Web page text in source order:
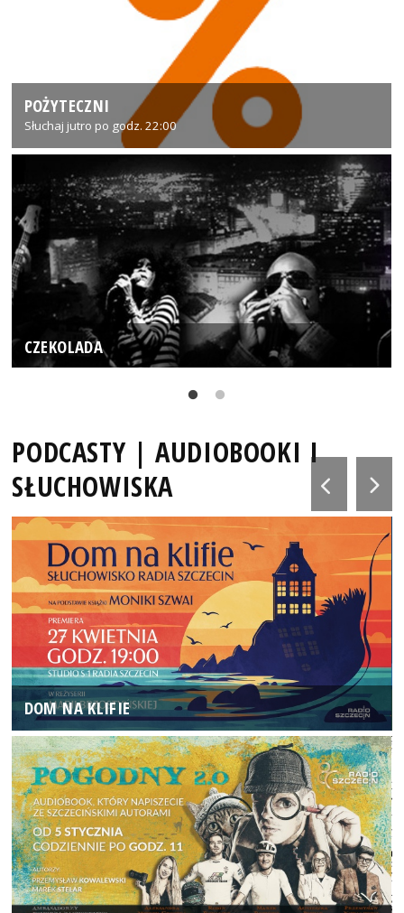
POŻYTECZNI
Słuchaj jutro po godz. 22:00
CZEKOLADA
PODCASTY | AUDIOBOOKI I
SŁUCHOWISKA
DOM NA KLIFIE